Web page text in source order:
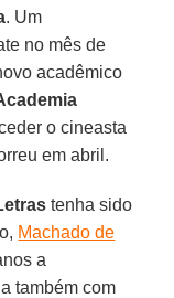
. Um
no mês de
acadêmico
o cineasta
em abril.
tenha sido
Machado de
a
também com